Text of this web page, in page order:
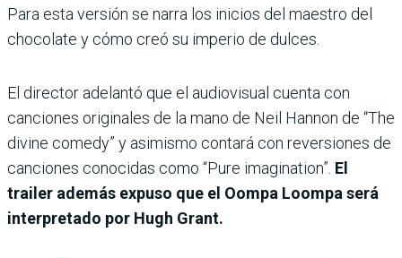
Para esta versión se narra los inicios del maestro del
chocolate y cómo creó su imperio de dulces.
El director adelantó que el audiovisual cuenta con
canciones originales de la mano de Neil Hannon de “The
divine comedy” y asimismo contará con reversiones de
canciones conocidas como “Pure imagination”. El
trailer además expuso que el Oompa Loompa será
interpretado por Hugh Grant.